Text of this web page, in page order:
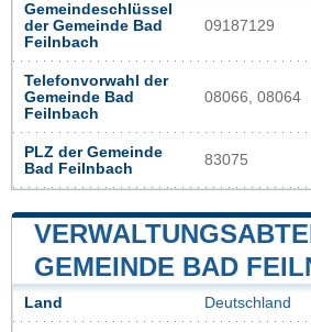
Gemeindeschlüssel
der Gemeinde Bad
Feilnbach
09187129
Telefonvorwahl der
Gemeinde Bad
Feilnbach
08066, 08064
PLZ der Gemeinde
Bad Feilnbach
83075
GEMEINDE BAD
Land Deutschland